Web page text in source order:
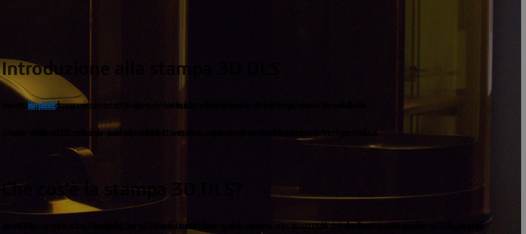
Introduzione alla stampa 3D DLS
la stampa 3D DLSutilizzano un processo innovativo noto come CLIP. A prima vista, il processo può sembrare simile a quello della stampa 3D tradizionale con fotopolimeri, come la SLA, ma la DLS è unica e più complessa e consente di ottenere parti di qualità straordinaria.
consente l'utilizzo di una più ampia varietà di materiali ingegnerizzati. Inoltre, tutte le parti DLS sono isotrope. Di conseguenza, grazie a questa nuova tecnologia additiva è possibile realizzare applicazioni economicamente vantaggiose con materiali avanzati.
Che cos'è la stampa 3D DLS?
, comunemente chiamata Carbon DLS, sta per sintesi digitale della luce (DLS). La stampa 3D DLS è un tipo di produzione additiva che utilizza la luce per mappare le parti stampate, che successivamente completano un processo di polimerizzazione utilizzando il calore per ottenere le proprietà del materiale previste. La stampa 3D DLS si distingue per la sua capacità di